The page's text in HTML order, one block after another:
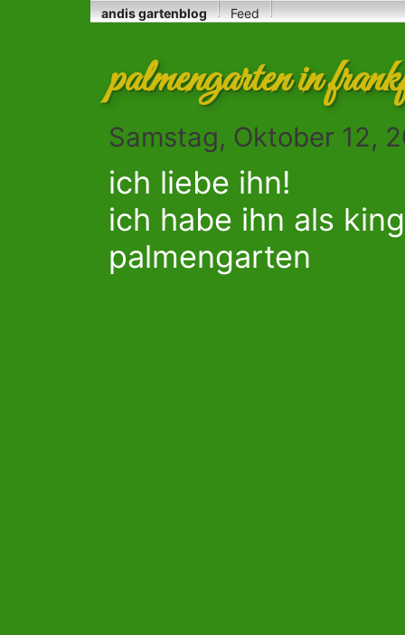
andis gartenblog Feed
palmengarten in
Samstag, Oktober 12,
ich liebe ihn!
ich habe ihn als
palmengarten